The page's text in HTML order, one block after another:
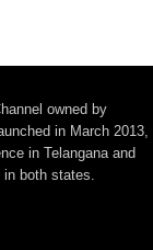
owned by
in March 2013,
in Telangana and
both states.